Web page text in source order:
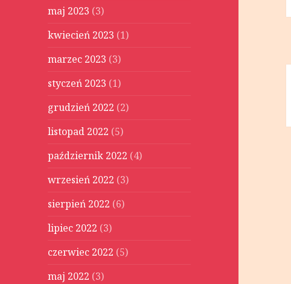
maj 2023 (3)
kwiecień 2023 (1)
marzec 2023 (3)
styczeń 2023 (1)
grudzień 2022 (2)
listopad 2022 (5)
październik 2022 (4)
wrzesień 2022 (3)
sierpień 2022 (6)
lipiec 2022 (3)
czerwiec 2022 (5)
maj 2022 (3)